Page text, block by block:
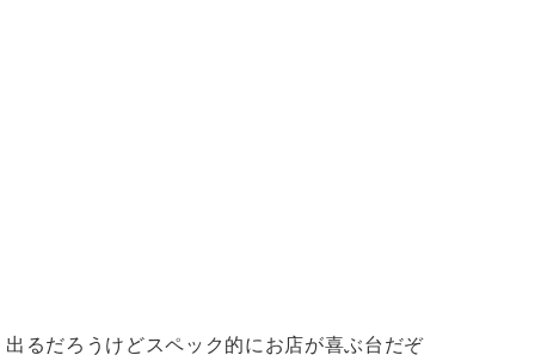
出るだろうけどスペック的にお店が喜ぶ台だぞ